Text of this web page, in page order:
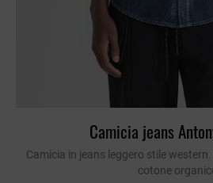
Camicia jeans
Camicia in jeans leggero stile
cotone